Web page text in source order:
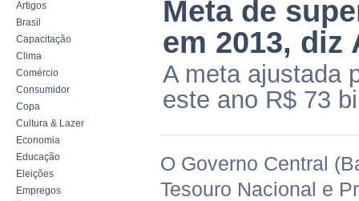
Artigos
Brasil
Capacitação
Clima
Comércio
Consumidor
Copa
Cultura & Lazer
Economia
Educação
Eleições
Empregos
Meta de
em 2013, diz
A meta ajustada
este ano R$ 73
O Governo Central
Tesouro Nacional e